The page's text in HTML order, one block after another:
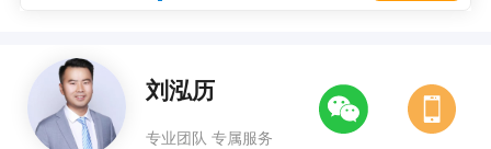
刘泓历
专业团队 专属服务